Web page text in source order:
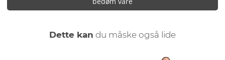
Dette kan du måske også lide